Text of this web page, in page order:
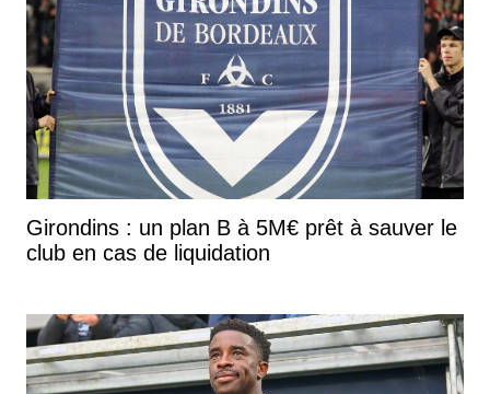
Girondins : un plan B à 5M€ prêt à sauver le
club en cas de liquidation